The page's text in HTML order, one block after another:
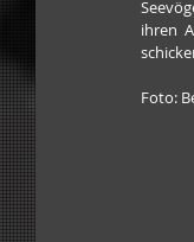
ihren
Foto: